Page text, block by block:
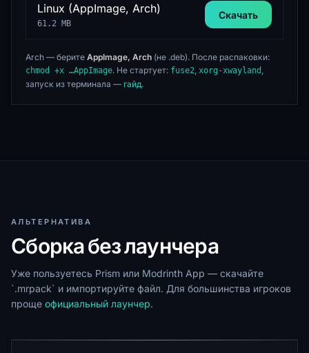
Linux (AppImage, Arch)
61.2 MB
Скачать
Arch — берите AppImage, Arch (не .deb). После распаковки:
chmod +x …AppImage. Не стартует: fuse2, xorg-xwayland ,
запуск из терминала — гайд.
АЛЬТЕРНАТИВА
Сборка без лаунчера
Уже пользуетесь Prism или Modrinth App — скачайте
`.mrpack` и импортируйте файл. Для большинства игроков
проще официальный лаунчер.